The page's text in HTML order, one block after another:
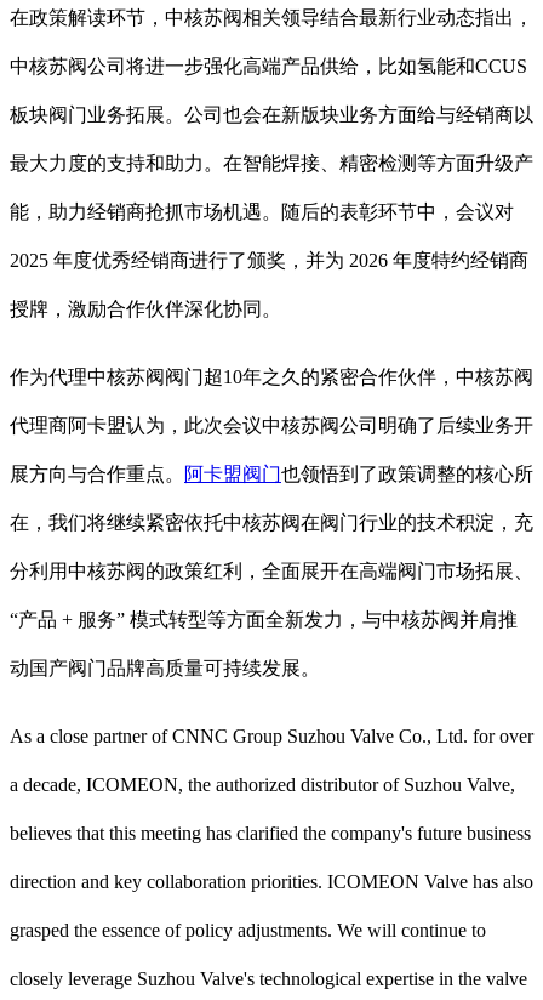
在政策解读环节，中核苏阀相关领导结合最新行业动态指出，
中核苏阀公司将进一步强化高端产品供给， 比如氢能和CCUS
板块阀门业务拓展。公司也会在新版块业务方面给与经销商以
最大力度的支持和助力。在智能焊接、精密检测等方面升级产
能，助力经销商抢抓市场机遇。随后的表彰环节中，会议对
2025 年度优秀经销商进行了颁奖，并为 2026 年度特约经销商
授牌，激励合作伙伴深化协同。
作为代理中核苏阀阀门超10年之久的紧密合作伙伴，中核苏阀
代理商阿卡盟认为，此次会议中核苏阀公司明确了后续业务开
展方向与合作重点。 阿卡盟阀门也领悟到了政策调整的核心所
在，我们将继续紧密依托中核苏阀在阀门行业的技术积淀，充
分利用中核苏阀的政策红利，全面展开在高端阀门市场拓展、
“产品 + 服务” 模式转型等方面全新发力，与中核苏阀并肩推
动国产阀门品牌高质量可持续发展。
As a close partner of CNNC Group Suzhou Valve Co., Ltd. for over
a decade, ICOMEON, the authorized distributor of Suzhou Valve,
believes that this meeting has clarified the company's future business
direction and key collaboration priorities. ICOMEON Valve has also
grasped the essence of policy adjustments. We will continue to
closely leverage Suzhou Valve's technological expertise in the valve